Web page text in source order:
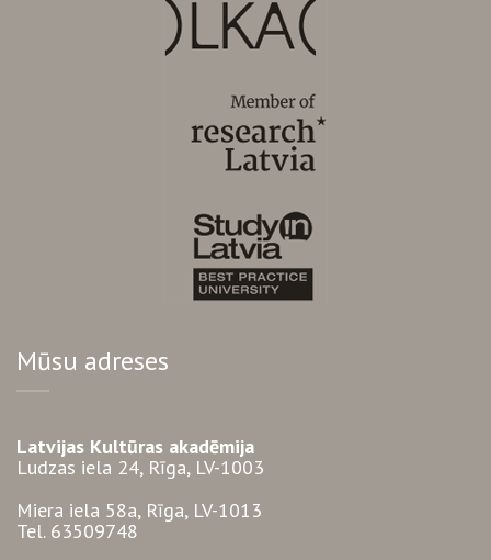
Mūsu adreses
Latvijas Kultūras akadēmija
Ludzas iela 24, Rīga, LV-1003
Miera iela 58a, Rīga, LV-1013
Tel. 63509748